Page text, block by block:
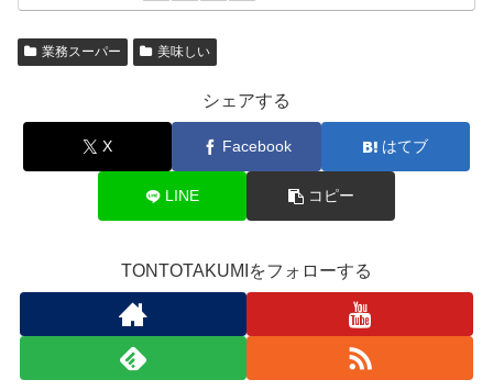
業務スーパー 美味しい
シェアする
X Facebook はてブ
LINE コピー
TONTOTAKUMIをフォローする